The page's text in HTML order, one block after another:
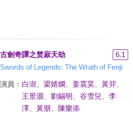
古劍奇譚之焚寂天劫
6.1
Swords of Legends: The Wrath of Fenji
演員： 白澍、 梁婧嫻、 姜震昊、 黃羿、
王景灝、 劉錫明 谷雪兒
李
澤、 黃朋 陳樂添